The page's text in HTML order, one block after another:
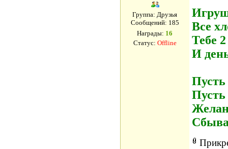
Группа: Друзья
Сообщений: 185
Награды: 16
Статус: Offline
Все
Тебе
И
Пусть
Пусть